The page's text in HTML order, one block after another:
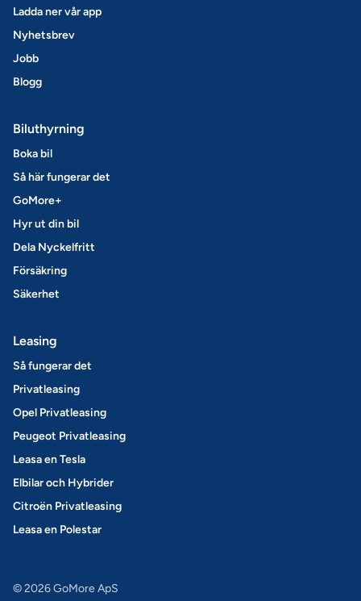
Ladda ner vår app
Nyhetsbrev
Jobb
Blogg
Biluthyrning
Boka bil
Så här fungerar det
GoMore+
Hyr ut din bil
Dela Nyckelfritt
Försäkring
Säkerhet
Leasing
Så fungerar det
Privatleasing
Opel Privatleasing
Peugeot Privatleasing
Leasa en Tesla
Elbilar och Hybrider
Citroën Privatleasing
Leasa en Polestar
© 2026 GoMore ApS